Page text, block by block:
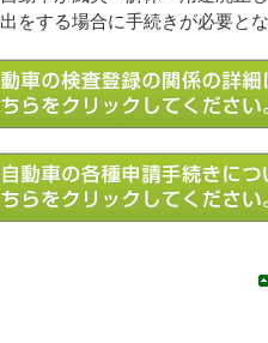
をする場合に手続きが必要と